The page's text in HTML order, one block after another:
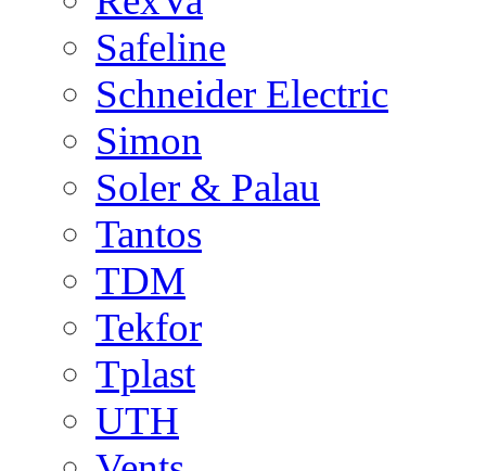
Safeline
Schneider Electric
Simon
Soler & Palau
Tantos
TDM
Tekfor
Tplast
UTH